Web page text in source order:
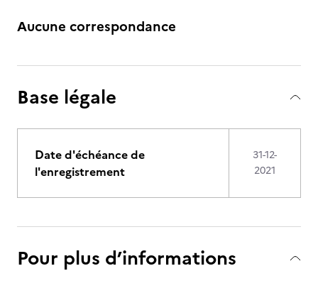
Aucune correspondance
Base légale
Date d'échéance de
l'enregistrement
31-12-
2021
Pour plus d’informations